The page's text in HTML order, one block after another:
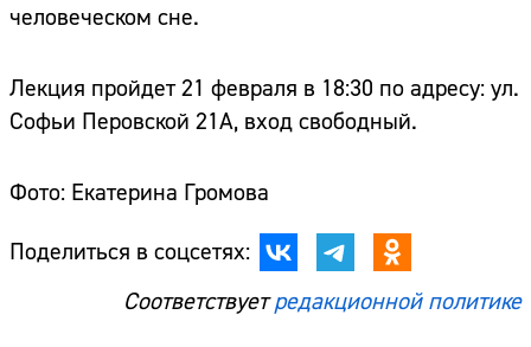
человеческом сне.
Лекция пройдет 21 февраля в 18:30 по адресу: ул.
Софьи Перовской 21А, вход свободный.
Фото: Екатерина Громова
Поделиться в соцсетях:
Соответствуетредакционной политике